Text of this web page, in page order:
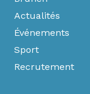
Actualités
Événements
Sport
Recrutement